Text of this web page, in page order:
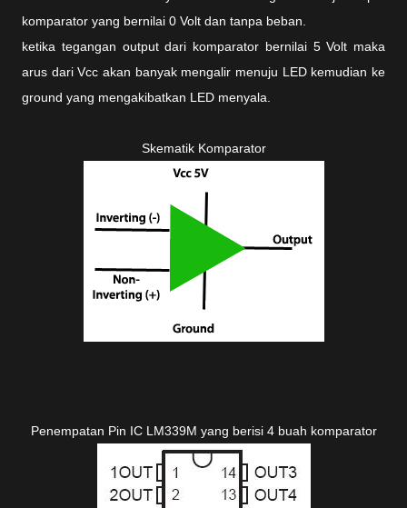
komparator yang bernilai 0 Volt dan tanpa beban.
ketika tegangan output dari komparator bernilai 5 Volt maka
arus dari Vcc akan banyak mengalir menuju LED kemudian ke
ground yang mengakibatkan LED menyala.
Skematik Komparator
Penempatan Pin IC LM339M yang berisi 4 buah komparator